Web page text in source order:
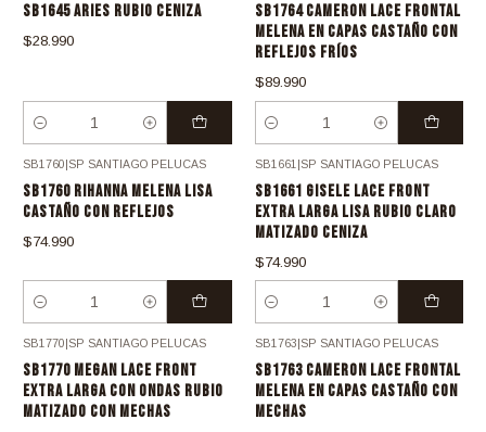
SB1645 ARIES RUBIO CENIZA
$28.990
Cantidad
SB1764 CAMERON LACE FRONTAL
MELENA EN CAPAS CASTAÑO CON
REFLEJOS FRÍOS
$89.990
Cantidad
SB1760|SP SANTIAGO PELUCAS
SB1760 RIHANNA MELENA LISA
CASTAÑO CON REFLEJOS
$74.990
Cantidad
SB1661 |SP SANTIAGO PELUCAS
SB1661 GISELE LACE FRONT
EXTRA LARGA LISA RUBIO CLARO
MATIZADO CENIZA
$74.990
Cantidad
SB1770 SP SANTIAGO PELUCAS
SB1770 MEGAN LACE FRONT
EXTRA LARGA CON ONDAS RUBIO
MATIZADO CON MECHAS
SB1763 SP SANTIAGO PELUCAS
SB1763 CAMERON LACE FRONTAL
MELENA EN CAPAS CASTAÑO CON
MECHAS